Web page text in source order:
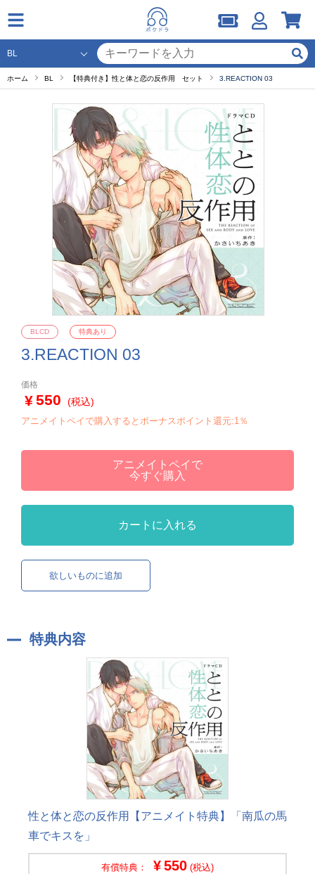
ホーム BL 【特典付き】性と体と恋の反作用 セット 3.REACTION 03
3.REACTION 03
BLCD 特典あり
価格
550 (税込)
アニメイトペイで購入するとボーナスポイント還元:1％
アニメイトペイで
今すぐ購入
カートに入れる
欲しいものに追加
特典内容
性と体と恋の反作用【アニメイト特典】「南瓜の馬
車でキスを」
有償特典： 550 (税込)